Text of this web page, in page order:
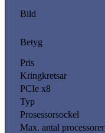
Bild
Betyg
Pris
Kringkretsar
PCIe x8
Typ
Prosessorsockel
Max. antal processorer